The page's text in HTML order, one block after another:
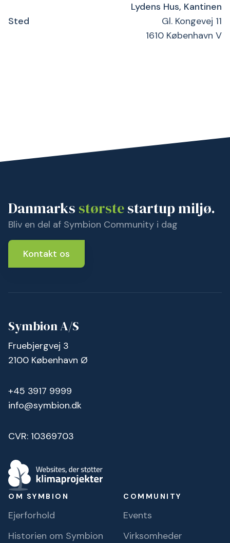
Sted
Lydens Hus, Kantinen
Gl. Kongevej 11
1610 København V
Danmarks størstestartup miljø.
Bliv en del af Symbion Community i dag
Kontakt os
Symbion A/S
Fruebjergvej 3
2100 København Ø
+45 3917 9999
info@symbion.dk
CVR: 10369703
OM SYMBION
Ejerforhold
Historien om Symbion
COMMUNITY
Events
Virksomheder